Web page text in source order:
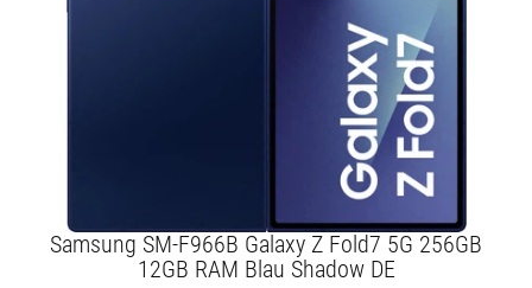
Samsung SM-F966B Galaxy Z Fold7 5G 256GB
12GB RAM Blau Shadow DE